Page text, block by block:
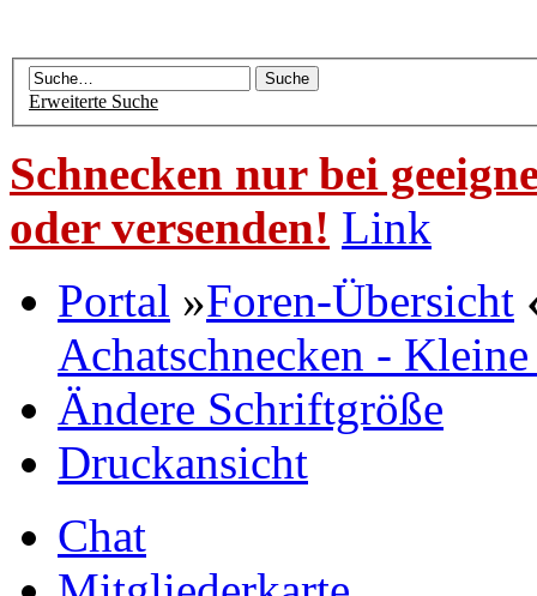
Erweiterte Suche
Schnecken nur bei
oder versenden! Link
Portal »Foren-Übersicht
Achatschnecken -
Ändere Schriftgröße
Druckansicht
Chat